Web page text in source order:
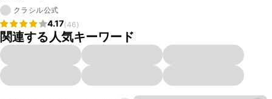
クラシル公式
4.17(46)
関連する人気キーワード